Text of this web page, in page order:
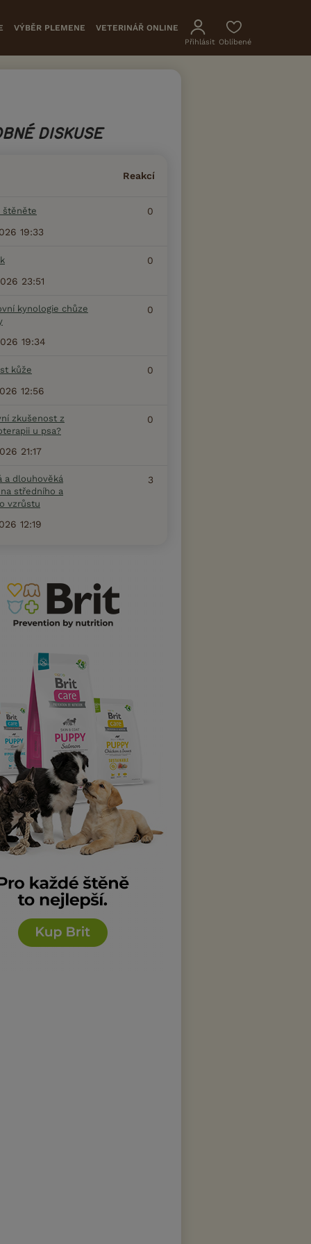
VÝBĚR PLEMENE VETERINÁŘ ONLINE
Přihlásit Oblíbené
DISKUSE
Reakcí
štěněte
0
19:33
0
23:51
kynologie chůze
0
19:34
kůže
0
12:56
zkušenost z
u psa?
0
21:17
a dlouhověká
středního a
vzrůstu
3
12:19